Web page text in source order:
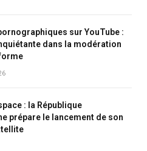
sur YouTube :
dans la modération
: la République
prépare le lancement de son